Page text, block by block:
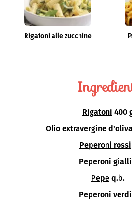
Rigatoni alle zucchine
Rigatoni 400
Olio extravergine d'oliva
Peperoni rossi
Peperoni gialli
Pepe q.b.
Peperoni verdi